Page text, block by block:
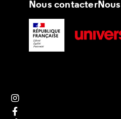
Suivez nous sur Instagram
Suivez nous sur Facebook
Nous contacter